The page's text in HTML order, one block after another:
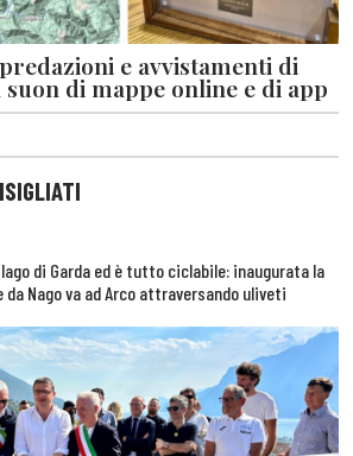
e avvistamenti di
di mappe online e di app
di Garda ed è tutto ciclabile: inaugurata la
Nago va ad Arco attraversando uliveti